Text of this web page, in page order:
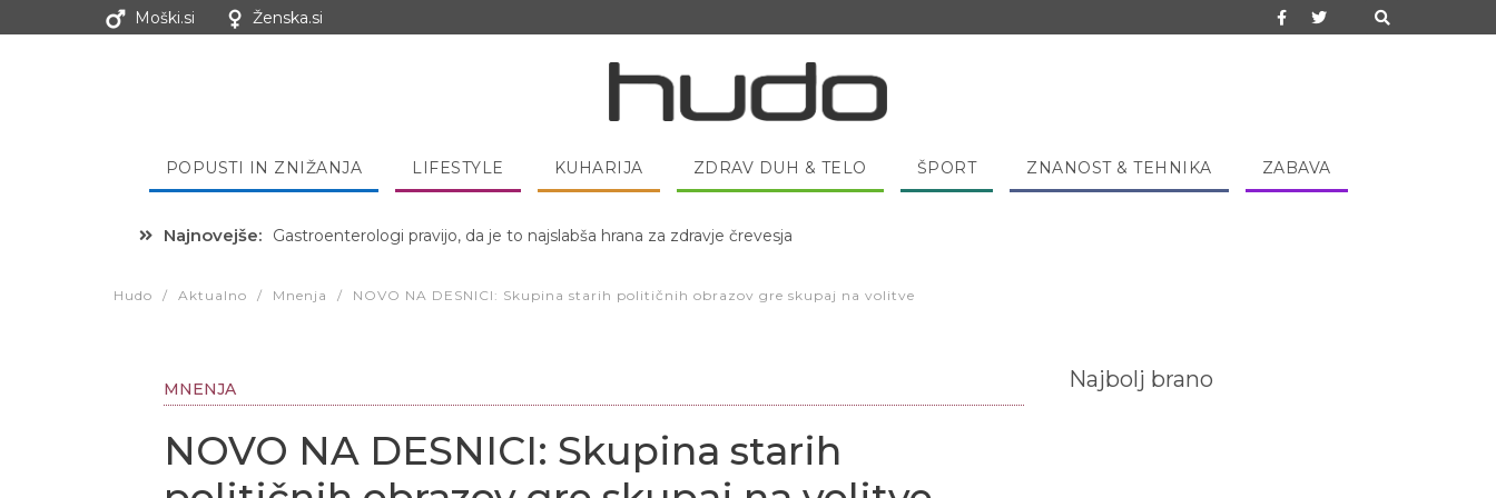
Moški.si Ženska.si
POPUSTI IN ZNIŽANJA LIFESTYLE KUHARIJA ZDRAV DUH & TELO ŠPORT ZNANOST & TEHNIKA ZABAVA
Najnovejše: Hibernacijska dieta: Zakaj je pred spanjem dobro pojesti žlico medu?
Hudo / Aktualno / Mnenja / NOVO NA DESNICI: Skupina starih političnih obrazov gre skupaj na volitve
MNENJA
NOVO NA DESNICI: Skupina starih
Najbolj brano